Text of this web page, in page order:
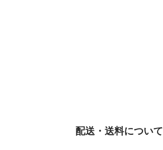
配送・送料について